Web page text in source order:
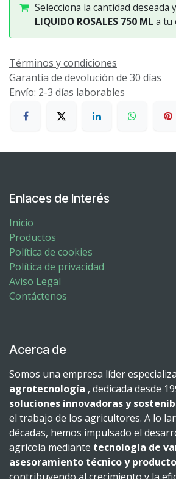
Selecciona la cantidad deseada
LIQUIDO ROSALES 750 ML a tu
Términos y condiciones
Garantía de devolución de 30 días
Envío: 2-3 días laborables
Enlaces de Interés
Inicio
Productos
Política de cookies
Política de privacidad
Aviso Legal
Contáctenos
Acerca de
Somos una empresa líder
agrotecnología , dedicada desde
soluciones innovadoras y
el trabajo de los agricultores. A lo
décadas, hemos impulsado el
agrícola mediante tecnología de
asesoramiento técnico y